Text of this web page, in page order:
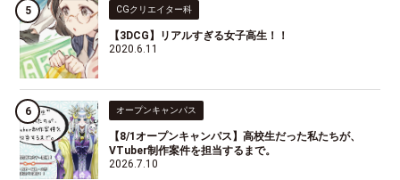
CGクリエイター科
【3DCG】リアルすぎる女子高生！！
2020.6.11
オープンキャンパス
【8/1オープンキャンパス】高校生だった私たちが、
VTuber制作案件を担当するまで。
2026.7.10